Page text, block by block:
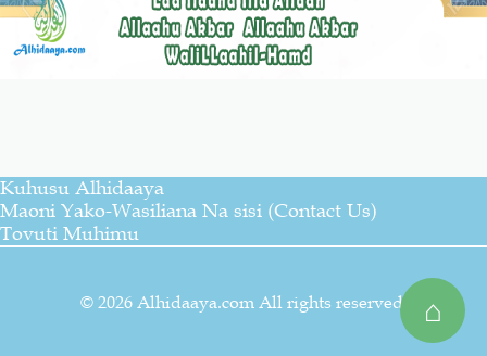
⌂
Kuhusu Alhidaaya
Maoni Yako-Wasiliana Na sisi (Contact Us)
Tovuti Muhimu
© 2026 Alhidaaya.com All rights reserved.